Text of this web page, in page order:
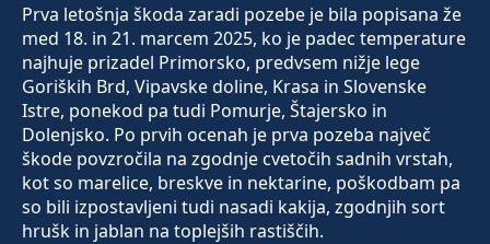
Prva letošnja škoda zaradi pozebe je bila popisana že
med 18. in 21. marcem 2025, ko je padec temperature
najhuje prizadel Primorsko, predvsem nižje lege
Goriških Brd, Vipavske doline, Krasa in Slovenske
Istre, ponekod pa tudi Pomurje, Štajersko in
Dolenjsko. Po prvih ocenah je prva pozeba največ
škode povzročila na zgodnje cvetočih sadnih vrstah,
kot so marelice, breskve in nektarine, poškodbam pa
so bili izpostavljeni tudi nasadi kakija, zgodnjih sort
hrušk in jablan na toplejših rastiščih.